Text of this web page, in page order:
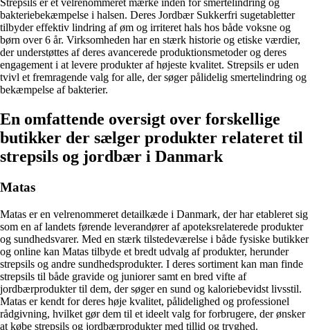
Strepsils er et velrenommeret mærke inden for smertelindring og
bakteriebekæmpelse i halsen. Deres Jordbær Sukkerfri sugetabletter
tilbyder effektiv lindring af øm og irriteret hals hos både voksne og
børn over 6 år. Virksomheden har en stærk historie og etiske værdier,
der understøttes af deres avancerede produktionsmetoder og deres
engagement i at levere produkter af højeste kvalitet. Strepsils er uden
tvivl et fremragende valg for alle, der søger pålidelig smertelindring og
bekæmpelse af bakterier.
En omfattende oversigt over forskellige
butikker der sælger produkter relateret til
strepsils og jordbær i Danmark
Matas
Matas er en velrenommeret detailkæde i Danmark, der har etableret sig
som en af landets førende leverandører af apoteksrelaterede produkter
og sundhedsvarer. Med en stærk tilstedeværelse i både fysiske butikker
og online kan Matas tilbyde et bredt udvalg af produkter, herunder
strepsils og andre sundhedsprodukter. I deres sortiment kan man finde
strepsils til både gravide og juniorer samt en bred vifte af
jordbærprodukter til dem, der søger en sund og kaloriebevidst livsstil.
Matas er kendt for deres høje kvalitet, pålidelighed og professionel
rådgivning, hvilket gør dem til et ideelt valg for forbrugere, der ønsker
at købe strepsils og jordbærprodukter med tillid og tryghed.